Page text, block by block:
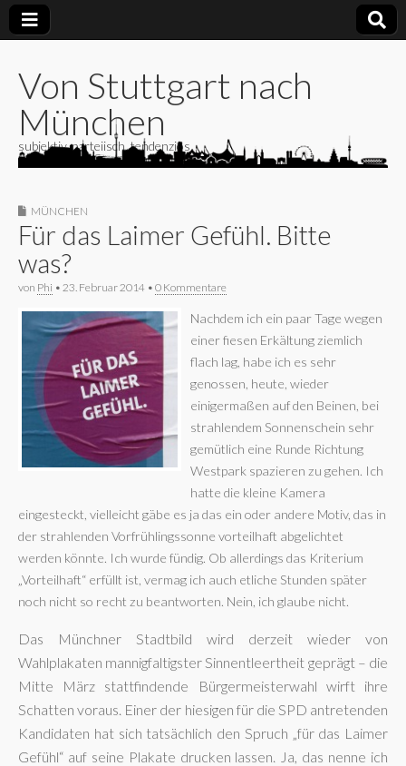
Von Stuttgart nach
München
subjektiv, parteiisch, tendenziös
MÜNCHEN
Für das Laimer Gefühl. Bitte
was?
von Phi • 23. Februar 2014 • 0 Kommentare
Nachdem ich ein paar Tage wegen
einer fiesen Erkältung ziemlich
flach lag, habe ich es sehr
genossen, heute, wieder
einigermaßen auf den Beinen, bei
strahlendem Sonnenschein sehr
gemütlich eine Runde Richtung
Westpark spazieren zu gehen. Ich
hatte die kleine Kamera
eingesteckt, vielleicht gäbe es ja das ein oder andere Motiv, das in
der strahlenden Vorfrühlingssonne vorteilhaft abgelichtet
werden könnte. Ich wurde fündig. Ob allerdings das Kriterium
„Vorteilhaft“ erfüllt ist, vermag ich auch etliche Stunden später
noch nicht so recht zu beantworten. Nein, ich glaube nicht.
Das Münchner Stadtbild wird derzeit wieder von
Wahlplakaten mannigfaltigster Sinnentleertheit geprägt – die
Mitte März stattfindende Bürgermeisterwahl wirft ihre
Schatten voraus. Einer der hiesigen für die SPD antretenden
Kandidaten hat sich tatsächlich den Spruch „für das Laimer
Gefühl“ auf seine Plakate drucken lassen. Ja, das nenne ich